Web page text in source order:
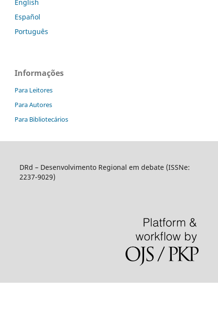
English
Español
Português
Informações
Para Leitores
Para Autores
Para Bibliotecários
DRd – Desenvolvimento Regional em debate (ISSNe:
2237-9029)